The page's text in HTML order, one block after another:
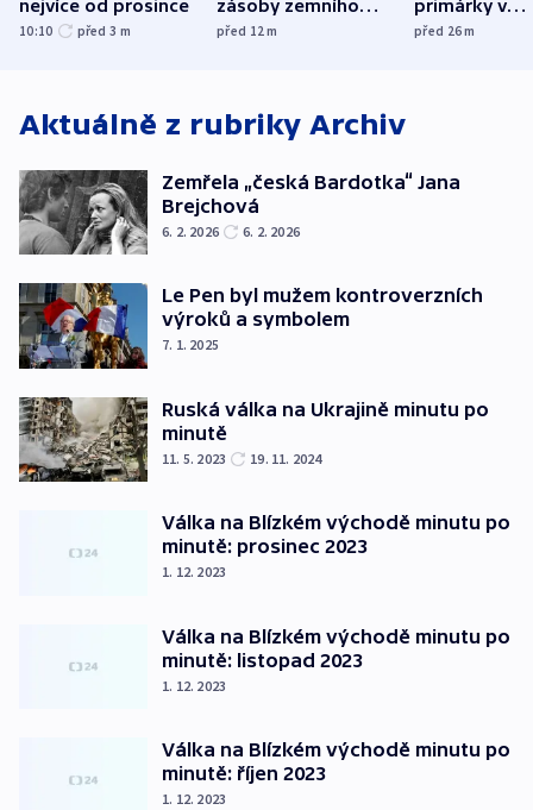
nejvíce od prosince
10:10 před 3 m
zásoby zemního
plynu
před 12m
primárky v
Michiganu
před 26m
Aktuálně z rubriky Archiv
Zemřela „česká Bardotka“ Jana
Brejchová
6. 2. 2026 6. 2. 2026
Le Pen byl mužem kontroverzních
výroků a symbolem
7. 1. 2025
Ruská válka na Ukrajině minutu po
minutě
11. 5. 2023 19. 11. 2024
Válka na Blízkém východě minutu po
minutě: prosinec 2023
1. 12. 2023
Válka na Blízkém východě minutu po
minutě: listopad 2023
1. 12. 2023
Válka na Blízkém východě minutu po
minutě: říjen 2023
1. 12. 2023